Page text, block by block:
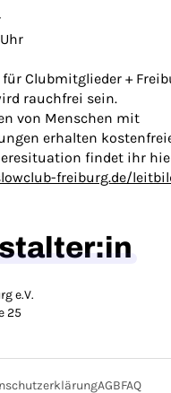
Clubmitglieder +
rauchfrei sein.
von Menschen mit
erhalten
findet ihr
freiburg.de/
e.V.
25
AGBFAQ